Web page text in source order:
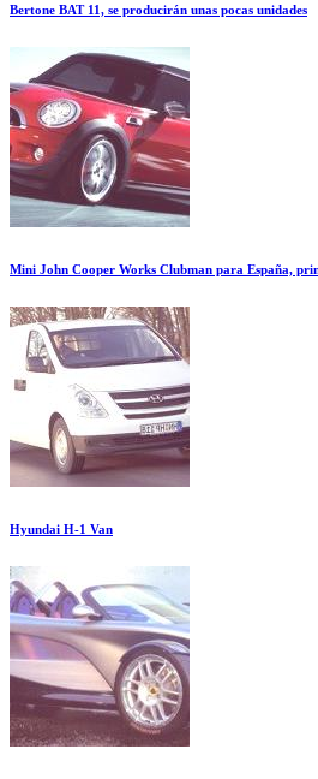
Bertone BAT 11, se producirán unas pocas unidades
Mini John Cooper Works Clubman para España,
Hyundai H-1 Van